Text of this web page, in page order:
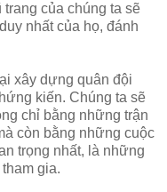
của chúng ta sẽ
nhất của họ, đánh
xây dựng quân đội
kiến. Chúng ta sẽ
chỉ bằng những trận
còn bằng những cuộc
trọng nhất, là những
gia.